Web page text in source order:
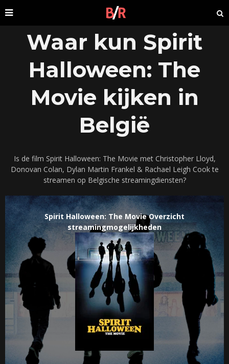
Waar kun Spirit
Halloween: The
Movie kijken in
België
Is de film Spirit Halloween: The Movie met Christopher Lloyd,
Donovan Colan, Dylan Martin Frankel & Rachael Leigh Cook te
streamen op Belgische streamingdiensten?
Spirit Halloween: The Movie Overzicht
streamingmogelijkheden